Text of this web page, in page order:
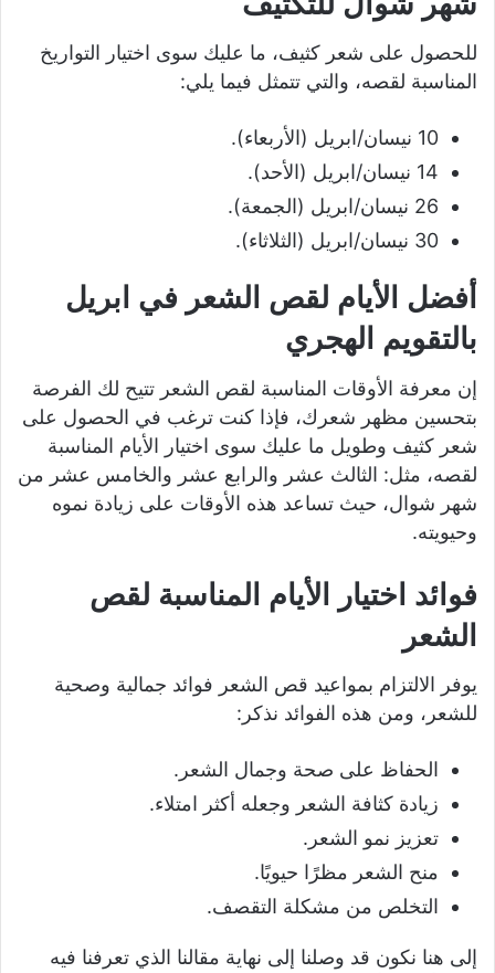
للحصول على شعر كثيف، ما عليك سوى اختيار التواريخ
المناسبة لقصه، والتي تتمثل فيما يلي:
10 نيسان/ابريل (الأربعاء).
14 نيسان/ابريل (الأحد).
26 نيسان/ابريل (الجمعة).
30 نيسان/ابريل (الثلاثاء).
أفضل الأيام لقص الشعر في ابريل
بالتقويم الهجري
إن معرفة الأوقات المناسبة لقص الشعر تتيح لك الفرصة
بتحسين مظهر شعرك، فإذا كنت ترغب في الحصول على
شعر كثيف وطويل ما عليك سوى اختيار الأيام المناسبة
لقصه، مثل: الثالث عشر والرابع عشر والخامس عشر من
شهر شوال، حيث تساعد هذه الأوقات على زيادة نموه
وحيويته.
فوائد اختيار الأيام المناسبة لقص
الشعر
يوفر الالتزام بمواعيد قص الشعر فوائد جمالية وصحية
للشعر، ومن هذه الفوائد نذكر:
الحفاظ على صحة وجمال الشعر.
زيادة كثافة الشعر وجعله أكثر امتلاء.
تعزيز نمو الشعر.
منح الشعر مظرًا حيويًا.
التخلص من مشكلة التقصف.
إلى هنا نكون قد وصلنا إلى نهاية مقالنا الذي تعرفنا فيه